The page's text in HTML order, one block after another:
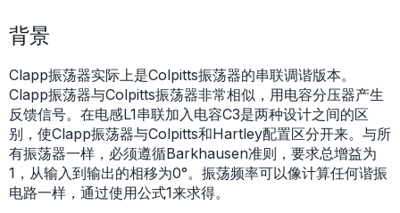
背景
Clapp振荡器实际上是Colpitts振荡器的串联调谐版本。
Clapp振荡器与Colpitts振荡器非常相似，用电容分压器产生
反馈信号。在电感L1串联加入电容C3是两种设计之间的区
别，使Clapp振荡器与Colpitts和Hartley配置区分开来。与所
有振荡器一样，必须遵循Barkhausen准则，要求总增益为
1，从输入到输出的相移为0°。振荡频率可以像计算任何谐振
电路一样，通过使用公式1来求得。